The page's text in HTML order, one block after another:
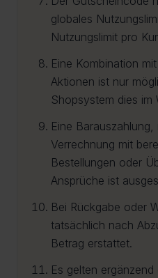
globales
Nutzungslimit pro
Eine Kombination
Aktionen ist nur
Shopsystem dies im
Eine
Verrechnung mit
Bestellungen oder
Ansprüche ist
Bei Rückgabe oder
tatsächlich nach
Betrag erstattet.
Es gelten ergänzend